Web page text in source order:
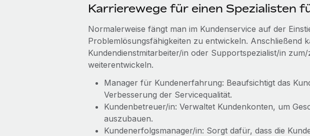
Karrierewege für einen Spezialisten
Normalerweise fängt man im Kundenservice auf der
Problemlösungsfähigkeiten zu entwickeln. Anschließend
Kundendienstmitarbeiter/in oder Supportspezialist/in
weiterentwickeln.
Manager für Kundenerfahrung: Beaufsichtigt das
Verbesserung der Servicequalität.
Kundenbetreuer/in: Verwaltet Kundenkonten, um
auszubauen.
Kundenerfolgsmanager/in: Sorgt dafür, dass die